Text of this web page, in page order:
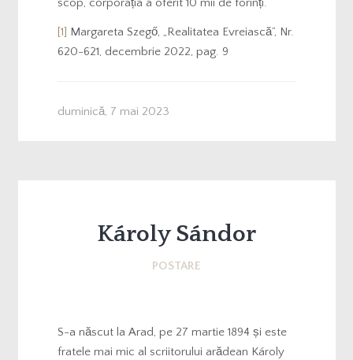
[1] Margareta Szegő, „Realitatea Evreiască”, Nr.
620-621, decembrie 2022, pag. 9
duminică, 7 mai 2023
Károly Sándor
POSTARE
S-a născut la Arad, pe 27 martie 1894 și este
fratele mai mic al scriitorului arădean Károly